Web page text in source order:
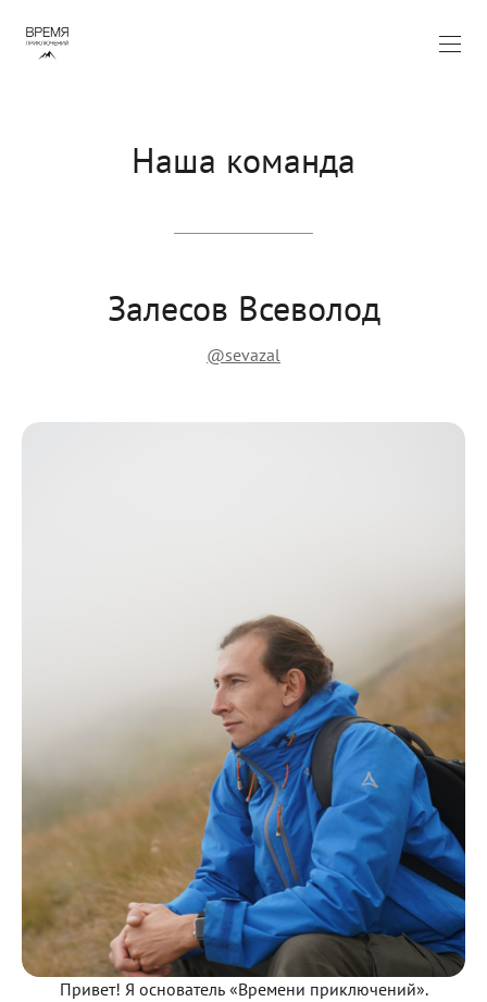
Наша команда
Залесов Всеволод
@sevazal
Привет! Я основатель «Времени приключений».